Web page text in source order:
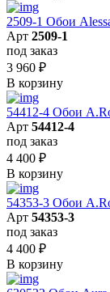
2509-1 Обои
Арт 2509-1
под заказ
3 960 ₽
В корзину
54412-4 Обои
Арт 54412-4
под заказ
4 400 ₽
В корзину
54353-3 Обои
Арт 54353-3
под заказ
4 400 ₽
В корзину